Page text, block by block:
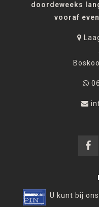
doordeweeks
vooraf
U kunt bij